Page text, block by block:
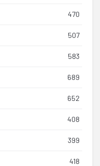
470
507
583
689
652
408
399
418